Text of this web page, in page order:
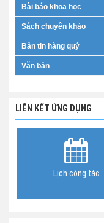
Bài báo khoa học
Sách chuyên khảo
Bản tin hàng quý
Văn bản
LIÊN KẾT ỨNG DỤNG
Lịch công tác